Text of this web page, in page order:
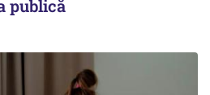
publică